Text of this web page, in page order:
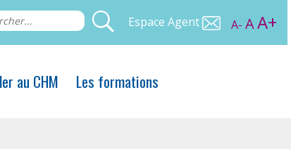
Espace Agent A- AA+
au CHM Les formations